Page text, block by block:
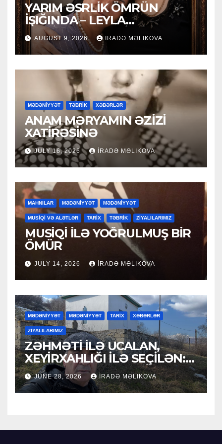
YARIM ƏSRLİK ÖMRÜN
İŞIĞINDA – LEYLA
MƏCİDOVAYA 50 İLLİK
YUBİLEY TƏBRİKİ
AUGUST 9, 2026 İRADƏ MƏLIKOVA
MƏDƏNİYYƏT TƏBRİK XƏBƏRLƏR
ANAM MƏRYAMIN ƏZİZİ
XATİRƏSİNƏ
JULY 16, 2026 İRADƏ MƏLIKOVA
MAHNILAR MƏDƏNİYYƏT MƏDƏNİYYƏT
MUSİQİ VƏ ALƏTLƏR TARİX TƏBRİK ZİYALILARIMIZ
MUSİQİ İLƏ YOĞRULMUŞ BİR
ÖMÜR
JULY 14, 2026 İRADƏ MƏLIKOVA
MƏDƏNİYYƏT MƏDƏNİYYƏT TARİX XƏBƏRLƏR
ZİYALILARIMIZ
ZƏHMƏTİ İLƏ UCALAN,
XEYİRXAHLIĞI İLƏ SEÇİLƏN:
HACI RAMAZAN QULİYEV
JUNE 28, 2026 İRADƏ MƏLIKOVA